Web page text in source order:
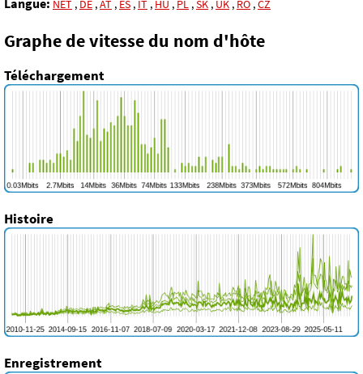
NET , DE ,AT , ES , IT , HU , PL ,SK , UK , RO ,CZ
Graphe de vitesse du nom d'hôte
Téléchargement
Histoire
Enregistrement